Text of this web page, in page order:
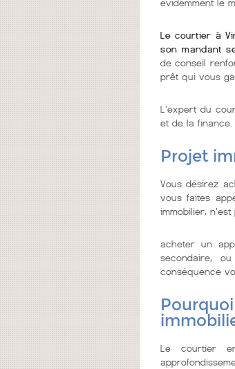
évidemment le
Le courtier à
son mandant
de conseil
prêt qui vous
L'expert du
et de la finance.
Projet
Vous désirez
vous faites
immobilier, n'est
acheter un
secondaire,
conséquence
Le courtier